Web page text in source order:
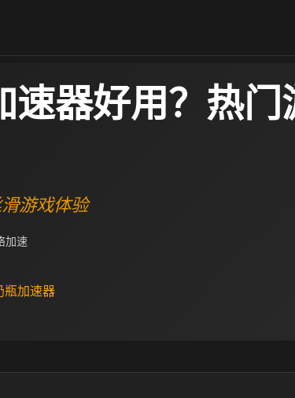
速器好用？热门
游戏体验
加速
加速器